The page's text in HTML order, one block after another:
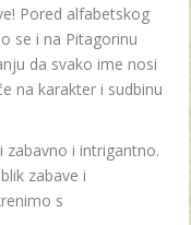
Pored alfabetskog
se i na Pitagorinu
da svako ime nosi
na karakter i sudbinu
i intrigantno.
zabave i
s